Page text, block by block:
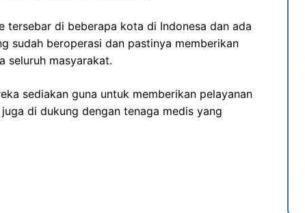
tersebar di beberapa kota di Indonesa dan ada
sudah beroperasi dan pastinya memberikan
seluruh masyarakat.
sediakan guna untuk memberikan pelayanan
di dukung dengan tenaga medis yang